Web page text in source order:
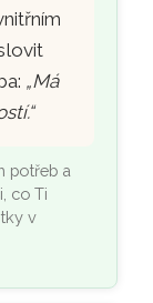
„Má
potřeb a
co Ti
v